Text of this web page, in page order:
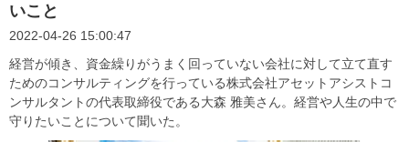
いこと
2022-04-26 15:00:47
経営が傾き、資金繰りがうまく回っていない会社に対して立て直す
ためのコンサルティングを行っている株式会社アセットアシストコ
ンサルタントの代表取締役である大森 雅美さん。経営や人生の中で
守りたいことについて聞いた。